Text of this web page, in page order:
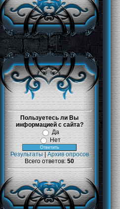
Пользуетесь ли Вы
информацией с сайта?
Да
Нет
Результаты| Архив опросов
Всего ответов: 50